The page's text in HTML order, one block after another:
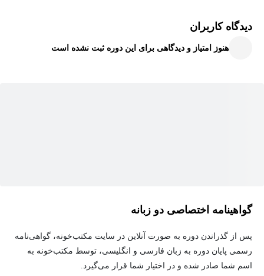
درس ۳ (کار و انرژی جنبشی)
درس ۴ (کار و انرژی پتانسیل)
است.سطح سوالات از مبتدی و آموزشی شروع شده و تا سطح سوالات
۸۲ سوال است.
دیدگاه کاربران
هنوز امتیاز و دیدگاهی برای این دوره ثبت نشده است
گواهینامه اختصاصی دو زبانه
پس از گذراندن دوره به صورت آنلاین در سایت مکتب‌خونه، گواهی‌نامه
رسمی پایان دوره به زبان فارسی و انگلیسی، توسط مکتب‌خونه به
اسم شما صادر شده و در اختیار شما قرار می‌گیرد.